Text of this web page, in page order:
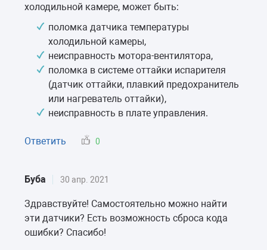
холодильной камере, может быть:
поломка датчика температуры
холодильной камеры,
неисправность мотора-вентилятора,
поломка в системе оттайки испарителя
(датчик оттайки, плавкий предохранитель
или нагреватель оттайки),
неисправность в плате управления.
Ответить 0
Буба 30 апр. 2021
Здравствуйте! Самостоятельно можно найти
эти датчики? Есть возможность сброса кода
ошибки? Спасибо!